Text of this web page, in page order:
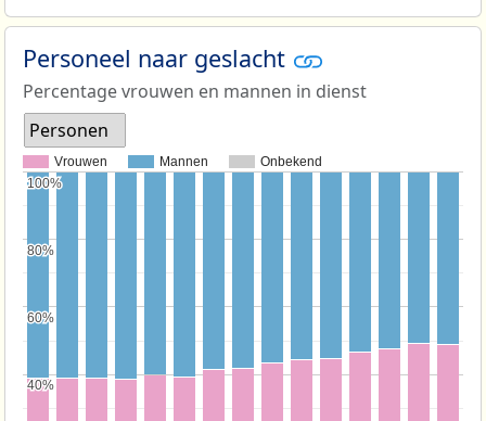
Personeel naar geslacht
Percentage vrouwen en mannen in dienst
Personen
Vrouwen Mannen Onbekend
40%
40%
60%
60%
80%
80%
100%
100%